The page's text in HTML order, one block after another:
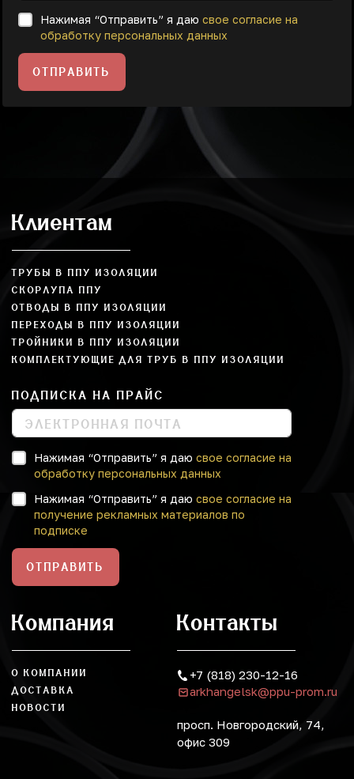
Нажимая “Отправить” я даю свое согласие на
обработку персональных данных
ОТПРАВИТЬ
Клиентам
ТРУБЫ В ППУ ИЗОЛЯЦИИ
СКОРЛУПА ППУ
ОТВОДЫ В ППУ ИЗОЛЯЦИИ
ПЕРЕХОДЫ В ППУ ИЗОЛЯЦИИ
ТРОЙНИКИ В ППУ ИЗОЛЯЦИИ
КОМПЛЕКТУЮЩИЕ ДЛЯ ТРУБ В ППУ ИЗОЛЯЦИИ
ПОДПИСКА НА ПРАЙС
Нажимая “Отправить” я даю свое согласие на
обработку персональных данных
Нажимая “Отправить” я даю свое согласие на
получение рекламных материалов по
подписке
ОТПРАВИТЬ
Компания
О КОМПАНИИ
ДОСТАВКА
НОВОСТИ
Контакты
+7 (818) 230-12-16
arkhangelsk@ppu-prom.ru
просп. Новгородский, 74,
офис 309